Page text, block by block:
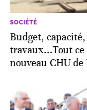
SOCIÉTÉ
Budget,
travaux...Tout
nouveau CHU de